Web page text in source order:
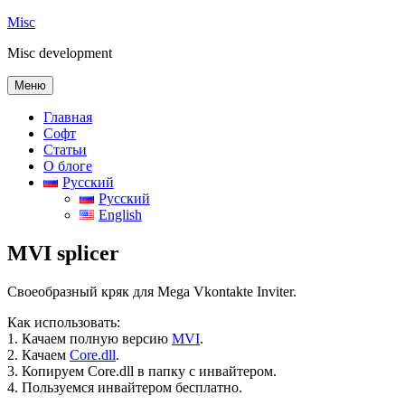
Перейти
содержимому
Misc
Misc development
Меню
Главная
Софт
Статьи
О блоге
Русский
Русский
English
MVI splicer
Своеобразный кряк для Mega Vkontakte Inviter.
Как использовать:
1. Качаем полную версию MVI.
2. Качаем Core.dll.
3. Копируем Core.dll в папку с инвайтером.
4. Пользуемся инвайтером бесплатно.